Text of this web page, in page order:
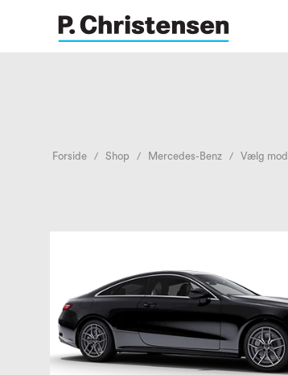
Forside / Shop / Mercedes-Benz / Vælg